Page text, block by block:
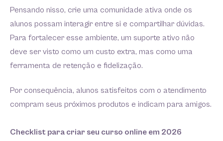
Pensando nisso, crie uma comunidade ativa onde os
alunos possam interagir entre si e compartilhar dúvidas.
Para fortalecer esse ambiente, um suporte ativo não
deve ser visto como um custo extra, mas como uma
ferramenta de retenção e fidelização.
Por consequência, alunos satisfeitos com o atendimento
compram seus próximos produtos e indicam para amigos.
Checklist para criar seu curso online em 2026